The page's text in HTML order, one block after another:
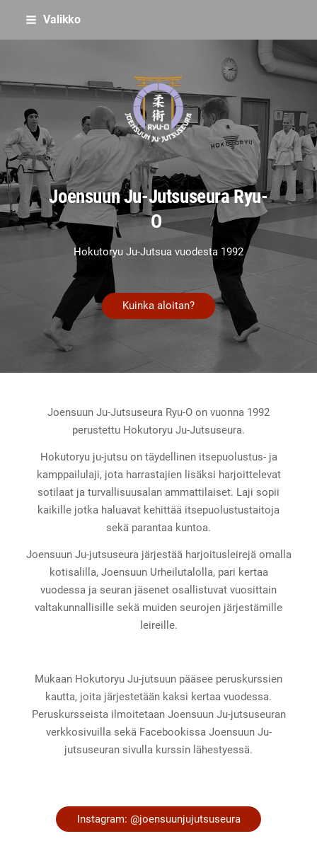
Siirry
Valikko
Joensuun Ju-Jutsuseura Ryu-O
Joensuun Ju-Jutsuseura Ryu-
O
Hokutoryu Ju-Jutsua vuodesta 1992
Kuinka aloitan?
Joensuun Ju-Jutsuseura Ryu-O on vuonna 1992
perustettu Hokutoryu Ju-Jutsuseura.
Hokutoryu ju-jutsu on täydellinen itsepuolustus- ja
kamppailulaji, jota harrastajien lisäksi harjoittelevat
sotilaat ja turvallisuusalan ammattilaiset. Laji sopii
kaikille jotka haluavat kehittää itsepuolustustaitoja
sekä parantaa kuntoa.
Joensuun Ju-jutsuseura järjestää harjoitusleirejä omalla
kotisalilla, Joensuun Urheilutalolla, pari kertaa
vuodessa ja seuran jäsenet osallistuvat vuosittain
valtakunnallisille sekä muiden seurojen järjestämille
leireille.
Mukaan Hokutoryu Ju-jutsuun pääsee peruskurssien
kautta, joita järjestetään kaksi kertaa vuodessa.
Peruskursseista ilmoitetaan Joensuun Ju-jutsuseuran
verkkosivuilla sekä Facebookissa Joensuun Ju-
jutsuseuran sivulla kurssin lähestyessä.
Instagram: @joensuunjujutsuseura